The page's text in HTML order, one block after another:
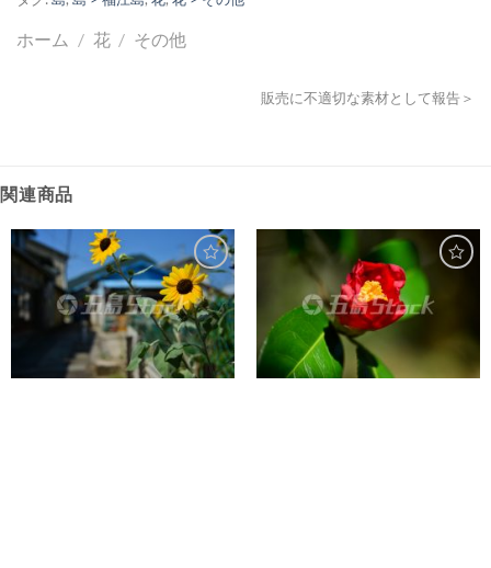
ホーム / 花 / その他
販売に不適切な素材として報告＞
関連商品